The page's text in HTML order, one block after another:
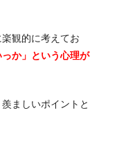
観的に考えてお
っか」という心理が
ましいポイントと